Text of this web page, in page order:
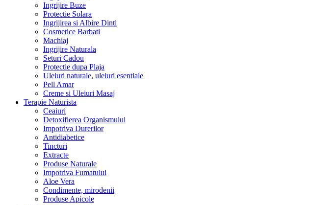
Ingrijire Buze
Protectie Solara
Ingrijirea si Albire Dinti
Cosmetice Barbati
Machiaj
Ingrijire Naturala
Seturi Cadou
Protectie dupa Plaja
Uleiuri naturale, uleiuri esentiale
Pell Amar
Creme si Uleiuri Masaj
Terapie Naturista
Ceaiuri
Detoxifierea Organismului
Impotriva Durerilor
Antidiabetice
Tincturi
Extracte
Produse Naturale
Impotriva Fumatului
Aloe Vera
Condimente, mirodenii
Produse Apicole